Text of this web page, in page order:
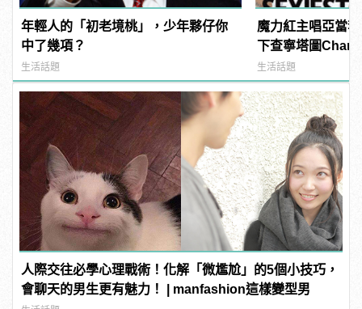
年輕人的「初老境桃」，少年夥仔你
中了幾項？
生活話題
魔力紅主唱亞當
下查寧塔圖
《PEOPLE》時
男人！
生活話題
人際交往必學心理戰術！化解「微尷尬」的5個小技巧，
會聊天的男生更有魅力！ | manfashion這樣變型男